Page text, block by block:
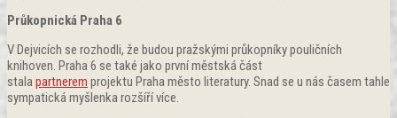
Průkopnická Praha 6
V Dejvicích se rozhodli, že budou pražskými průkopníky pouličních
knihoven. Praha 6 se také jako první městská část
stalapartnerem projektu Praha město literatury. Snad se u nás časem tahle
sympatická myšlenka rozšíří více.